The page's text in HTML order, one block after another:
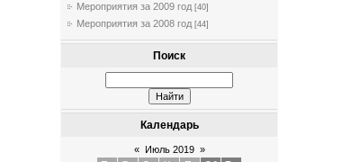
Мероприятия за 2009 год [40]
Мероприятия за 2008 год [44]
Поиск
Календарь
« Июль 2019 »